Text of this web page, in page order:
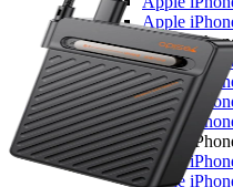
Apple
Apple
Apple
Apple
Apple
Apple
Apple
Apple
Apple